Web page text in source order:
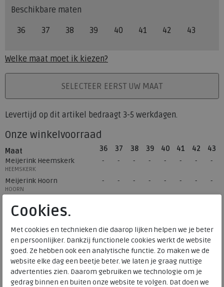
Beschikbare maten
36 37 38 39 40 41 42 43
Welke maat moet ik kiezen?
PLAATS IN WINKELMANDSELECTEER EERST UW MAAT
Levertijd op dit artikel bedraagt 3-5 werkdagen.
Onze winkelvoorraad
Maat 36 37 38 39 40 41 42
43
Meijerink Heemskerk
HEEMSKERK
Meijerink Hoorn
HOORN
Gratis verzending binnen Nederland*
Voor 14:00 uur besteld = dezelfde werkdag verzonden*
Altijd retourneren, binnen 1 werkdag terugbetaald
Cookies.
Met cookies en technieken die daarop lijken helpen we je beter
en persoonlijker. Dankzij functionele cookies werkt de website
goed. Ze hebben ook een analytische functie. Zo maken we de
website elke dag een beetje beter. We laten je graag nuttige
advertenties zien. Daarom gebruiken we technologie om je
gedrag binnen en buiten onze website te volgen. Dat doen we